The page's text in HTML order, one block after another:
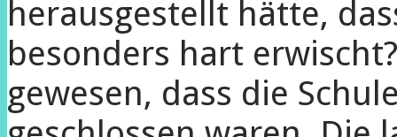
herausgestellt hätte,
besonders hart
gewesen, dass die